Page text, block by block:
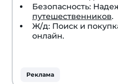
Безопасность:
путешественников.
Ж/д: Поиск и
онлайн.
Реклама